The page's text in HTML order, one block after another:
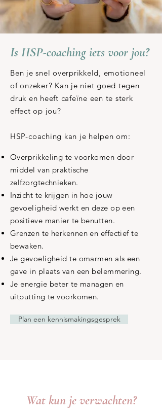
Is HSP-coaching iets voor jou?
Ben je snel overprikkeld, emotioneel
of onzeker? Kan je niet goed tegen
druk en heeft cafeïne een te sterk
effect op jou?
HSP-coaching kan je helpen om:
Overprikkeling te voorkomen door
middel van praktische
zelfzorgtechnieken.
Inzicht te krijgen in hoe jouw
gevoeligheid werkt en deze op een
positieve manier te benutten.
Grenzen te herkennen en effectief te
bewaken.
Je gevoeligheid te omarmen als een
gave in plaats van een belemmering.
Je energie beter te managen en
uitputting te voorkomen.
Plan een kennismakingsgesprek
Wat kun je verwachten?